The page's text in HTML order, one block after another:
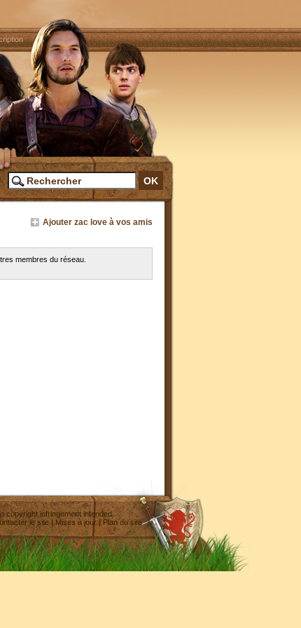
Ajouter zac love à vos amis
membres du réseau.
copyright infringement intended
le site|Mises à jour| Plan du site